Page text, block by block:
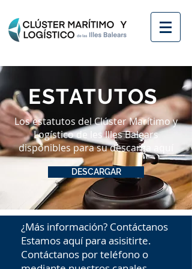
ESTATUTOS
Los estatutos del Clúster Marítimo y
Logístico de les Illes Balears
disponibles para su descarga aquí
DESCARGAR
¿Más información? Contáctanos
Estamos aquí para asisitirte.
Contáctanos por teléfono o